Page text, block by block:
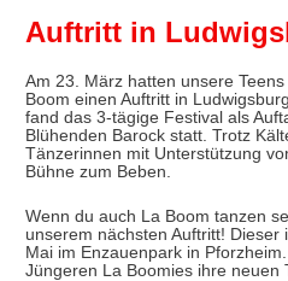
Auftritt in
Am 23. März hatten unsere
Boom einen Auftritt in
fand das 3-tägige Festival als
Blühenden Barock statt. Trotz
Tänzerinnen mit Unterstützung
Bühne zum Beben.
Wenn du auch La Boom tanzen
unserem nächsten Auftritt!
Mai im Enzauenpark in
Jüngeren La Boomies ihre neuen